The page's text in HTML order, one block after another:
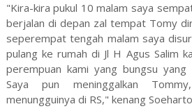
"Kira-kira pukul 10 malam saya
berjalan di depan zal tempat Tomy
seperempat tengah malam saya
pulang ke rumah di Jl H Agus Salim
perempuan kami yang bungsu yang
Saya pun meninggalkan
menungguinya di RS," kenang